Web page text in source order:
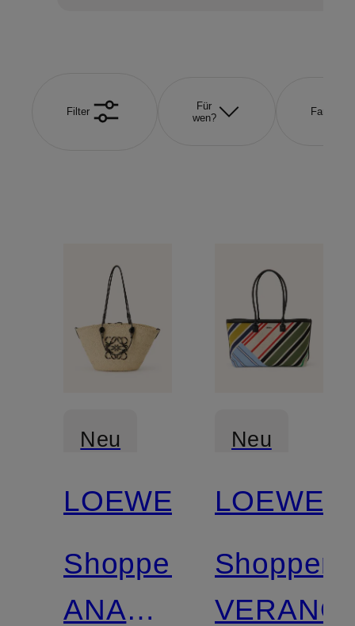
Filter
Für
wen?
Farbe
Neu
LOEWE
Shopper
ANAGRAM
Neu
LOEWE
Shopper
VERANO